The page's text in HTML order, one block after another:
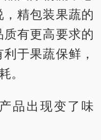
精包装果蔬的
有更高要求的
于果蔬保鲜，
。
出现变了味